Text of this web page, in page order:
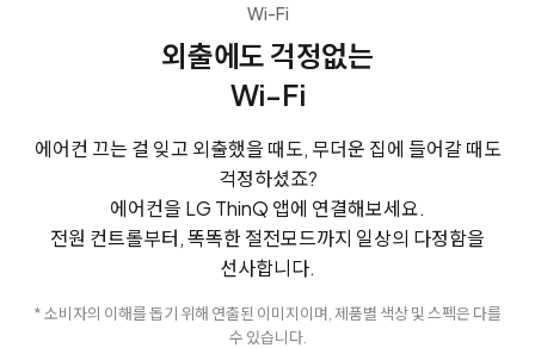
Wi-Fi
외출에도 걱정없는
Wi-Fi
에어컨 끄는 걸 잊고 외출했을 때도, 무더운 집에 들어갈 때도
걱정하셨죠?
에어컨을 LG ThinQ 앱에 연결해보세요.
전원 컨트롤부터, 똑똑한 절전모드까지 일상의 다정함을
선사합니다.
* 소비자의 이해를 돕기 위해 연출된 이미지이며, 제품별 색상 및 스펙은 다를
수 있습니다.